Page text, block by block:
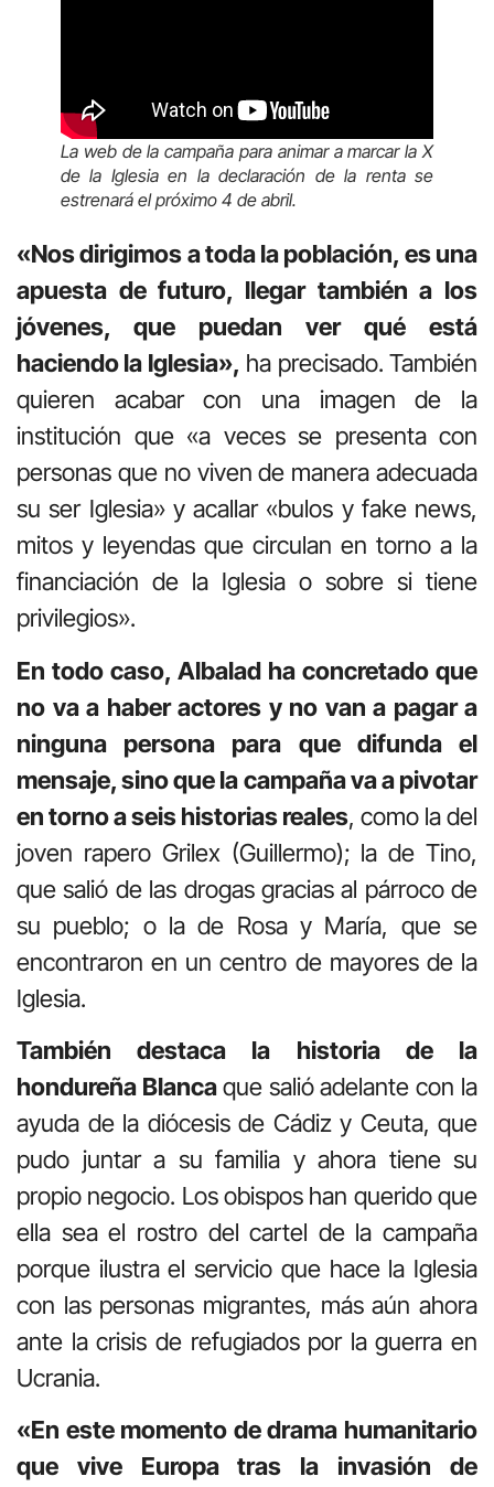
La web de la campaña para animar a marcar la X
de la Iglesia en la declaración de la renta se
estrenará el próximo 4 de abril.
«Nos dirigimos a toda la población, es una
apuesta de futuro, llegar también a los
jóvenes, que puedan ver qué está
haciendo la Iglesia», ha precisado. También
quieren acabar con una imagen de la
institución que «a veces se presenta con
personas que no viven de manera adecuada
su ser Iglesia» y acallar «bulos y fake news,
mitos y leyendas que circulan en torno a la
financiación de la Iglesia o sobre si tiene
privilegios».
En todo caso, Albalad ha concretado que
no va a haber actores y no van a pagar a
ninguna persona para que difunda el
mensaje, sino que la campaña va a pivotar
en torno a seis historias reales, como la del
joven rapero Grilex (Guillermo); la de Tino,
que salió de las drogas gracias al párroco de
su pueblo; o la de Rosa y María, que se
encontraron en un centro de mayores de la
Iglesia.
También destaca la historia de la
hondureña Blancaque salió adelante con la
ayuda de la diócesis de Cádiz y Ceuta, que
pudo juntar a su familia y ahora tiene su
propio negocio. Los obispos han querido que
ella sea el rostro del cartel de la campaña
porque ilustra el servicio que hace la Iglesia
con las personas migrantes, más aún ahora
ante la crisis de refugiados por la guerra en
Ucrania.
«En este momento de drama humanitario
que vive Europa tras la invasión de